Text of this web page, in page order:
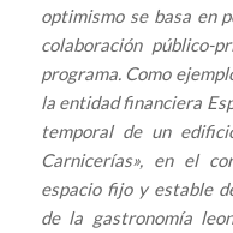
optimismo se basa en
colaboración público-
programa. Como
la entidad financiera
temporal de un
Carnicerías», en el
espacio fijo y estable
de la gastronomía